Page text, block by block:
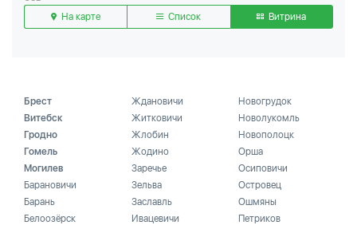
На карте
Список Витрина
Брест
Витебск
Гродно
Гомель
Могилев
Барановичи
Барань
Белоозёрск
Ждановичи
Житковичи
Жлобин
Жодино
Заречье
Зельва
Заславль
Ивацевичи
Новогрудок
Новолукомль
Новополоцк
Орша
Осиповичи
Островец
Ошмяны
Петриков